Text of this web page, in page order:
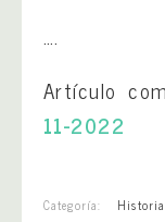
….
Artículo
11-2022
Categoría: